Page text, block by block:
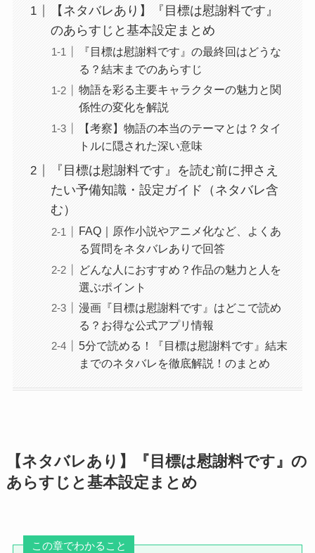
【ネタバレあり】『目標は慰謝料です』
のあらすじと基本設定まとめ
『目標は慰謝料です』の最終回はどうな
る？結末までのあらすじ
物語を彩る主要キャラクターの魅力と関
係性の変化を解説
【考察】物語の本当のテーマとは？タイ
トルに隠された深い意味
『目標は慰謝料です』を読む前に押さえ
たい予備知識・設定ガイド（ネタバレ含
む）
FAQ｜原作小説やアニメ化など、よくあ
る質問をネタバレありで回答
どんな人におすすめ？作品の魅力と人を
選ぶポイント
漫画『目標は慰謝料です』はどこで読め
る？お得な公式アプリ情報
5分で読める！『目標は慰謝料です』結末
までのネタバレを徹底解説！のまとめ
【ネタバレあり】『目標は慰謝料です』の
あらすじと基本設定まとめ
この章でわかること